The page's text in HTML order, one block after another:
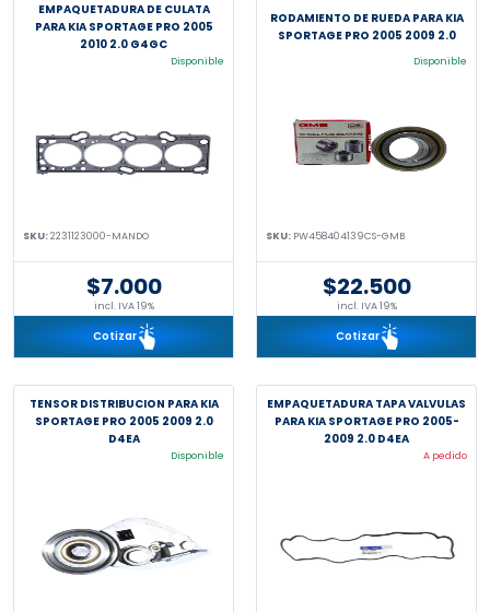
EMPAQUETADURA DE CULATA
PARA KIA SPORTAGE PRO 2005
2010 2.0 G4GC
Disponible
SKU:2231123000-MANDO
$7.000
incl. IVA 19%
Cotizar
RODAMIENTO DE RUEDA PARA KIA
SPORTAGE PRO 2005 2009 2.0
Disponible
SKU: PW458404139CS-GMB
$22.500
incl. IVA 19%
Cotizar
TENSOR DISTRIBUCION PARA KIA
SPORTAGE PRO 2005 2009 2.0
D4EA
Disponible
EMPAQUETADURA TAPA VALVULAS
PARA KIA SPORTAGE PRO 2005-
2009 2.0 D4EA
A pedido